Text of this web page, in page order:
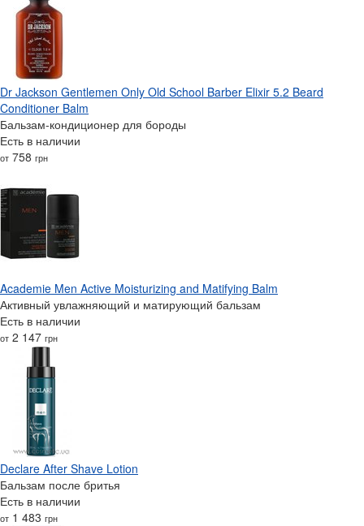
Dr Jackson Gentlemen Only Old School Barber Elixir 5.2 Beard
Conditioner Balm
Бальзам-кондиционер для бороды
Есть в наличии
от 758 грн
Academie Men Active Moisturizing and Matifying Balm
Активный увлажняющий и матирующий бальзам
Есть в наличии
от 2 147 грн
Declare After Shave Lotion
Бальзам после бритья
Есть в наличии
от 1 483 грн